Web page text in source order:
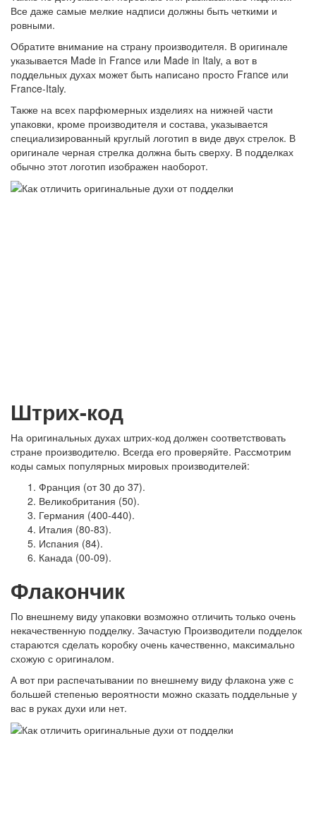
Все даже самые мелкие надписи должны быть четкими и
ровными.
Обратите внимание на страну производителя. В оригинале
указывается Made in France или Made in Italy, а вот в
поддельных духах может быть написано просто France или
France-Italy.
Также на всех парфюмерных изделиях на нижней части
упаковки, кроме производителя и состава, указывается
специализированный круглый логотип в виде двух стрелок. В
оригинале черная стрелка должна быть сверху. В подделках
обычно этот логотип изображен наоборот.
Штрих-код
На оригинальных духах штрих-код должен соответствовать
стране производителю. Всегда его проверяйте. Рассмотрим
коды самых популярных мировых производителей:
Франция (от 30 до 37).
Великобритания (50).
Германия (400-440).
Италия (80-83).
Испания (84).
Канада (00-09).
Флакончик
По внешнему виду упаковки возможно отличить только очень
некачественную подделку. Зачастую Производители подделок
стараются сделать коробку очень качественно, максимально
схожую с оригиналом.
А вот при распечатывании по внешнему виду флакона уже с
большей степенью вероятности можно сказать поддельные у
вас в руках духи или нет.